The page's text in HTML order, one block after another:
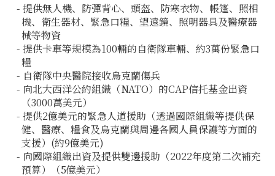
- 提供無人機、防彈背心、頭盔、防寒衣物、帳篷、照相
機、衛生器材、緊急口糧、望遠鏡、照明器具及醫療器
械等物資
- 提供卡車等規模為100輛的自衛隊車輛、約3萬份緊急口
糧
- 自衛隊中央醫院接收烏克蘭傷兵
- 向北大西洋公約組織（NATO）的CAP信托基金出資
（3000萬美元）
- 提供2億美元的緊急人道援助（透過國際組織等提供保
健、醫療、糧食及烏克蘭與周邊各國人員保護等方面的
支援）(約9億美元)
- 向國際組織出資及提供雙邊援助（2022年度第二次補充
預算）（5億美元）